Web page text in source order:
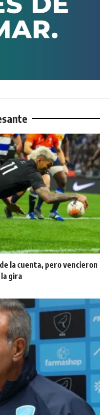
la cuenta, pero vencieron
gira